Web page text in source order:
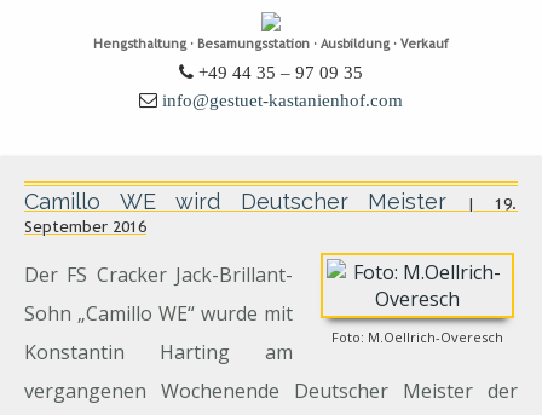
Hengsthaltung · Besamungsstation · Ausbildung · Verkauf
+49 44 35 – 97 09 35
info@gestuet-kastanienhof.com
Camillo WE wird Deutscher Meister
| 19.
September 2016
Foto: M.Oellrich-Overesch
Der FS Cracker Jack-Brillant-
Sohn „Camillo WE“ wurde mit
Konstantin Harting am
vergangenen Wochenende Deutscher Meister der